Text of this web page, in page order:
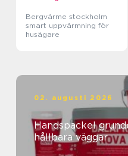
Bergvärme stockholm
smart uppvärmning för
husägare
02. augusti 2026
Handspackel grunden för släta och
hållbara väggar